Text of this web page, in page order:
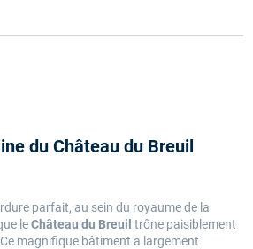
du Château du Breuil
parfait, au sein du royaume de la
leChâteau du Breuil trône paisiblement
magnifique bâtiment a largement